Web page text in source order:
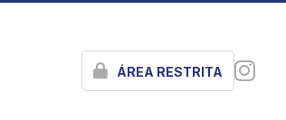
ÁREA RESTRITA